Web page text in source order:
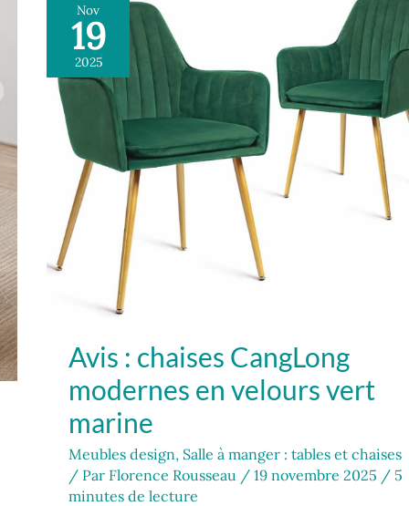
Nov
19
2025
Avis : chaises CangLong
modernes en velours vert
marine
Meubles design, Salle à manger : tables et chaises
/ Par Florence Rousseau / 19 novembre 2025 / 5
minutes de lecture
Avis
:
chaises
CangLong
velours
vert
marine